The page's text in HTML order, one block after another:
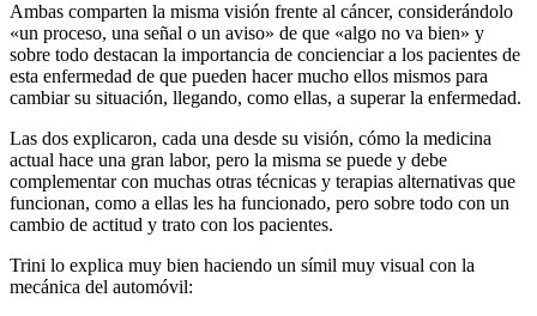
Ambas comparten la misma visión frente al cáncer, considerándolo
«un proceso, una señal o un aviso» de que «algo no va bien» y
sobre todo destacan la importancia de concienciar a los pacientes de
esta enfermedad de que pueden hacer mucho ellos mismos para
cambiar su situación, llegando, como ellas, a superar la enfermedad.
Las dos explicaron, cada una desde su visión, cómo la medicina
actual hace una gran labor, pero la misma se puede y debe
complementar con muchas otras técnicas y terapias alternativas que
funcionan, como a ellas les ha funcionado, pero sobre todo con un
cambio de actitud y trato con los pacientes.
Trini lo explica muy bien haciendo un símil muy visual con la
mecánica del automóvil: